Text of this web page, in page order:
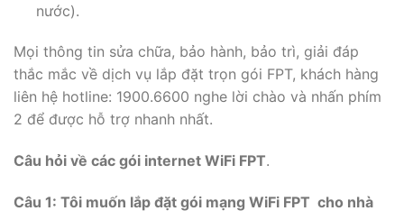
nước).
Mọi thông tin sửa chữa, bảo hành, bảo trì, giải đáp
thắc mắc về dịch vụ lắp đặt trọn gói FPT, khách hàng
liên hệ hotline: 1900.6600 nghe lời chào và nhấn phím
2 để được hỗ trợ nhanh nhất.
Câu hỏi về các gói internet WiFi FPT.
Câu 1: Tôi muốn lắp đặt gói mạng WiFi FPT cho nhà